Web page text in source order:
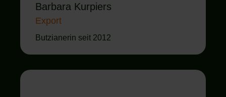
Barbara Kurpiers
Export
Butzianerin seit 2012